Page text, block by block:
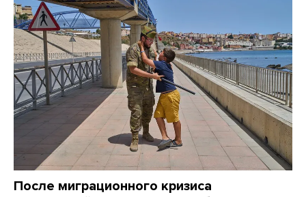
После миграционного кризиса